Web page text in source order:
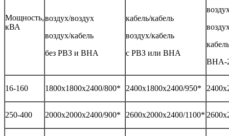
Мощность,
кВА
воздух/воздух
воздух/кабель
без РВЗ и ВНА
кабель/кабель
воздух/кабель
с РВЗ или ВНА
ВНА-
16-160 1800х1800х2400/800* 2400х1800х2400/950*
250-400 2000х2000х2400/900* 2600х2000х2400/1100*